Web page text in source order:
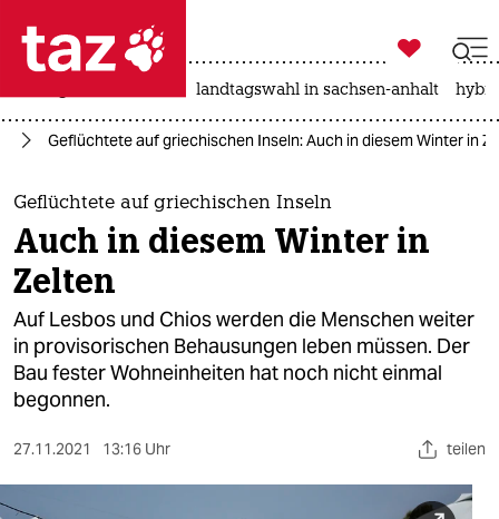
 taz zahl ich
taz zahl ich
themen
politik
öko
gesellschaft
kultur
sport
berlin

taz zahl ich
landtagswahl in sachsen-anhalt
Geflüchtete auf griechischen Inseln: Auch in diesem Winter in
Geflüchtete auf griechischen Inseln
Auch in diesem Winter in
Zelten
Auf Lesbos und Chios werden die Menschen weiter
in provisorischen Behausungen leben müssen. Der
Bau fester Wohneinheiten hat noch nicht einmal
begonnen.
27.11.2021 13:16 Uhr teilen